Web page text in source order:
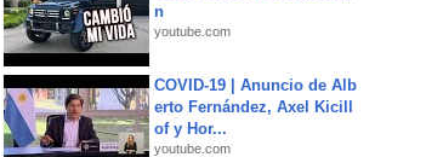
n
youtube.com
COVID-19 | Anuncio de Alb
erto Fernández, Axel Kicill
of y Hor...
youtube.com